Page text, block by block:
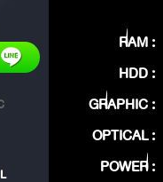
RAM :
HDD :
GRAPHIC :
OPTICAL :
POWER :